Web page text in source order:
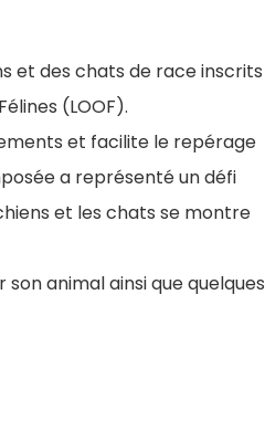
et des chats de race inscrits
(LOOF).
et facilite le repérage
a représenté un défi
et les chats se montre
animal ainsi que quelques